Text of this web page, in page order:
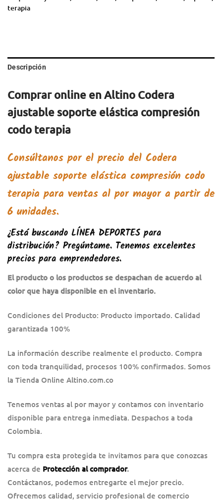
terapia
Descripción
Comprar online en Altino Codera
ajustable soporte elástica compresión
codo terapia
Consúltanos por el precio del Codera
ajustable soporte elástica compresión codo
terapiapara ventas al por mayor a partir de
6 unidades.
¿Está buscando LÍNEA DEPORTES para
distribución? Pregúntame. Tenemos excelentes
precios para emprendedores.
El producto o los productos se despachan de acuerdo al
color que haya disponible en el inventario.
Condiciones del Producto: Producto importado. Calidad
garantizada 100%
La información describe realmente el producto. Compra
con toda tranquilidad, procesos 100% confirmados. Somos
la Tienda Online Altino.com.co
Tenemos ventas al por mayor y contamos con inventario
disponible para entrega inmediata. Despachos a toda
Colombia.
Tu compra esta protegida te invitamos para que conozcas
acerca de Protección al comprador.
Contáctanos, podemos entregarte el mejor precio.
Ofrecemos calidad, servicio profesional de comercio